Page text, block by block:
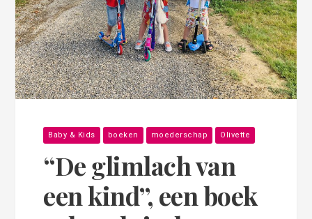
Baby & Kids boeken moederschap Olivette
“De glimlach van
een kind”, een boek